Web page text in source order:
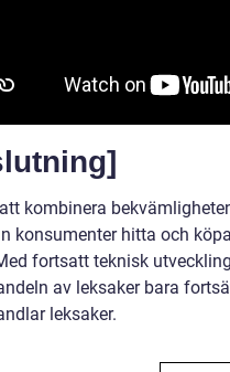
kombinera
konsumenter hitta och
fortsatt teknisk
av leksaker bara
leksaker.